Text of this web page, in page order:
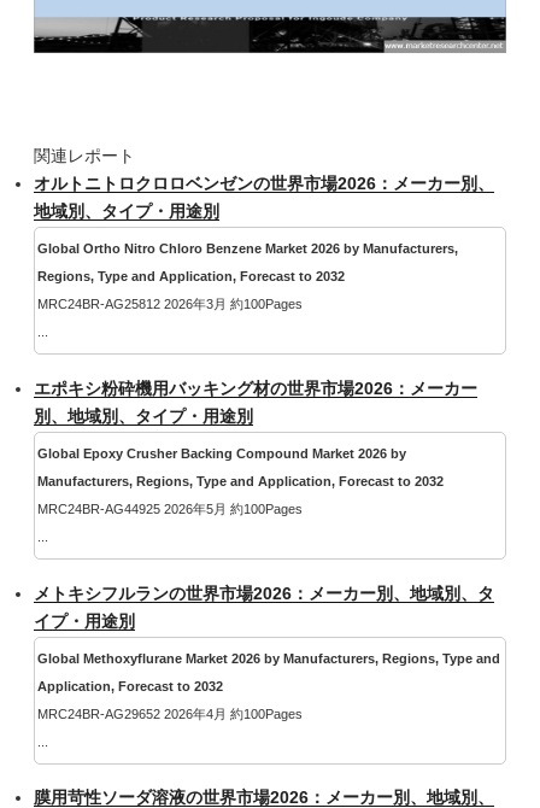
関連レポート
オルトニトロクロロベンゼンの世界市場2026：メーカー別、
地域別、タイプ・用途別
Global Ortho Nitro Chloro Benzene Market 2026 by Manufacturers,
Regions, Type and Application, Forecast to 2032
MRC24BR-AG25812 2026年3月 約100Pages
エポキシ粉砕機用バッキング材の世界市場2026：メーカー
別、地域別、タイプ・用途別
Global Epoxy Crusher Backing Compound Market 2026 by
Manufacturers, Regions, Type and Application, Forecast to 2032
MRC24BR-AG44925 2026年5月 約100Pages
メトキシフルランの世界市場2026：メーカー別、地域別、タ
イプ・用途別
Global Methoxyflurane Market 2026 by Manufacturers, Regions, Type and
Application, Forecast to 2032
MRC24BR-AG29652 2026年4月 約100Pages
膜用苛性ソーダ溶液の世界市場2026：メーカー別、地域別、